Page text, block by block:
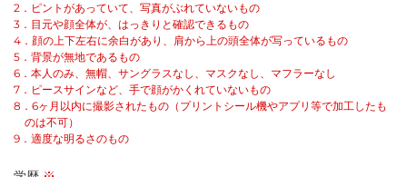
2．ピントがあっていて、写真がぶれていないもの
3．目元や顔全体が、はっきりと確認できるもの
4．顔の上下左右に余白があり、肩から上の頭全体が写っているもの
5．背景が無地であるもの
6．本人のみ、無帽、サングラスなし、マスクなし、マフラーなし
7．ピースサインなど、手で顔がかくれていないもの
8．6ヶ月以内に撮影されたもの（プリントシール機やアプリ等で加工したも
のは不可）
9．適度な明るさのもの